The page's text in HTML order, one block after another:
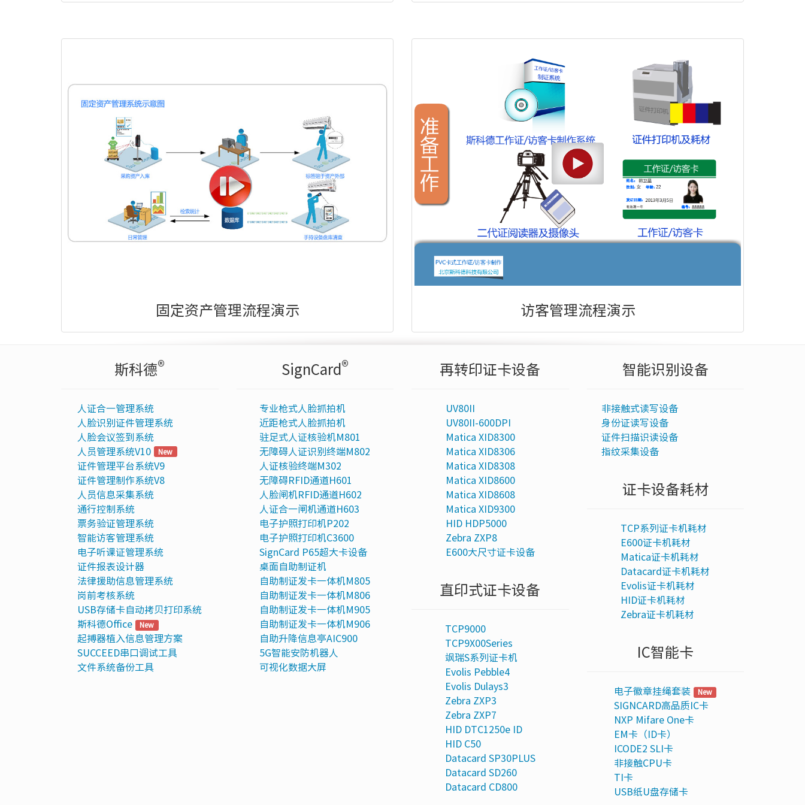
固定资产管理流程演示 访客管理流程演示
斯科德®
人证合一管理系统
人脸识别证件管理系统
人脸会议签到系统
人员管理系统V10
New
证件管理平台系统V9
证件管理制作系统V8
人员信息采集系统
通行控制系统
票务验证管理系统
智能访客管理系统
电子听课证管理系统
证件报表设计器
法律援助信息管理系统
岗前考核系统
USB存储卡自动拷贝打印系统
斯科德Office
New
起搏器植入信息管理方案
SUCCEED串口调试工具
文件系统备份工具
SignCard ®
专业枪式人脸抓拍机
近距枪式人脸抓拍机
驻足式人证核验机M801
无障碍人证识别终端M802
人证核验终端M302
无障碍RFID通道H601
人脸闸机RFID通道H602
人证合一闸机通道H603
电子护照打印机P202
电子护照打印机C3600
SignCard P65超大卡设备
桌面自助制证机
自助制证发卡一体机M805
自助制证发卡一体机M806
自助制证发卡一体机M905
自助制证发卡一体机M906
自助升降信息亭AIC900
5G智能安防机器人
可视化数据大屏
再转印证卡设备
UV80II
UV80II-600DPI
Matica XID8300
Matica XID8306
Matica XID8308
Matica XID8600
Matica XID8608
Matica XID9300
HID HDP5000
Zebra ZXP8
E600大尺寸证卡设备
直印式证卡设备
TCP9000
TCP9X00Series
飒瑞S系列证卡机
Evolis Pebble4
Evolis Dulays3
Zebra ZXP3
Zebra ZXP7
HID DTC1250e ID
HID C50
Datacard SP30PLUS
Datacard SD260
Datacard CD800
智能识别设备
非接触式读写设备
身份证读写设备
证件扫描识读设备
指纹采集设备
证卡设备耗材
TCP系列证卡机耗材
E600证卡机耗材
Matica证卡机耗材
Datacard证卡机耗材
Evolis证卡机耗材
HID证卡机耗材
Zebra证卡机耗材
IC智能卡
电子徽章挂绳套装 New
SIGNCARD高品质IC卡
NXP Mifare One卡
EM卡（ID卡）
ICODE2 SLI卡
非接触CPU卡
TI卡
USB纸U盘存储卡